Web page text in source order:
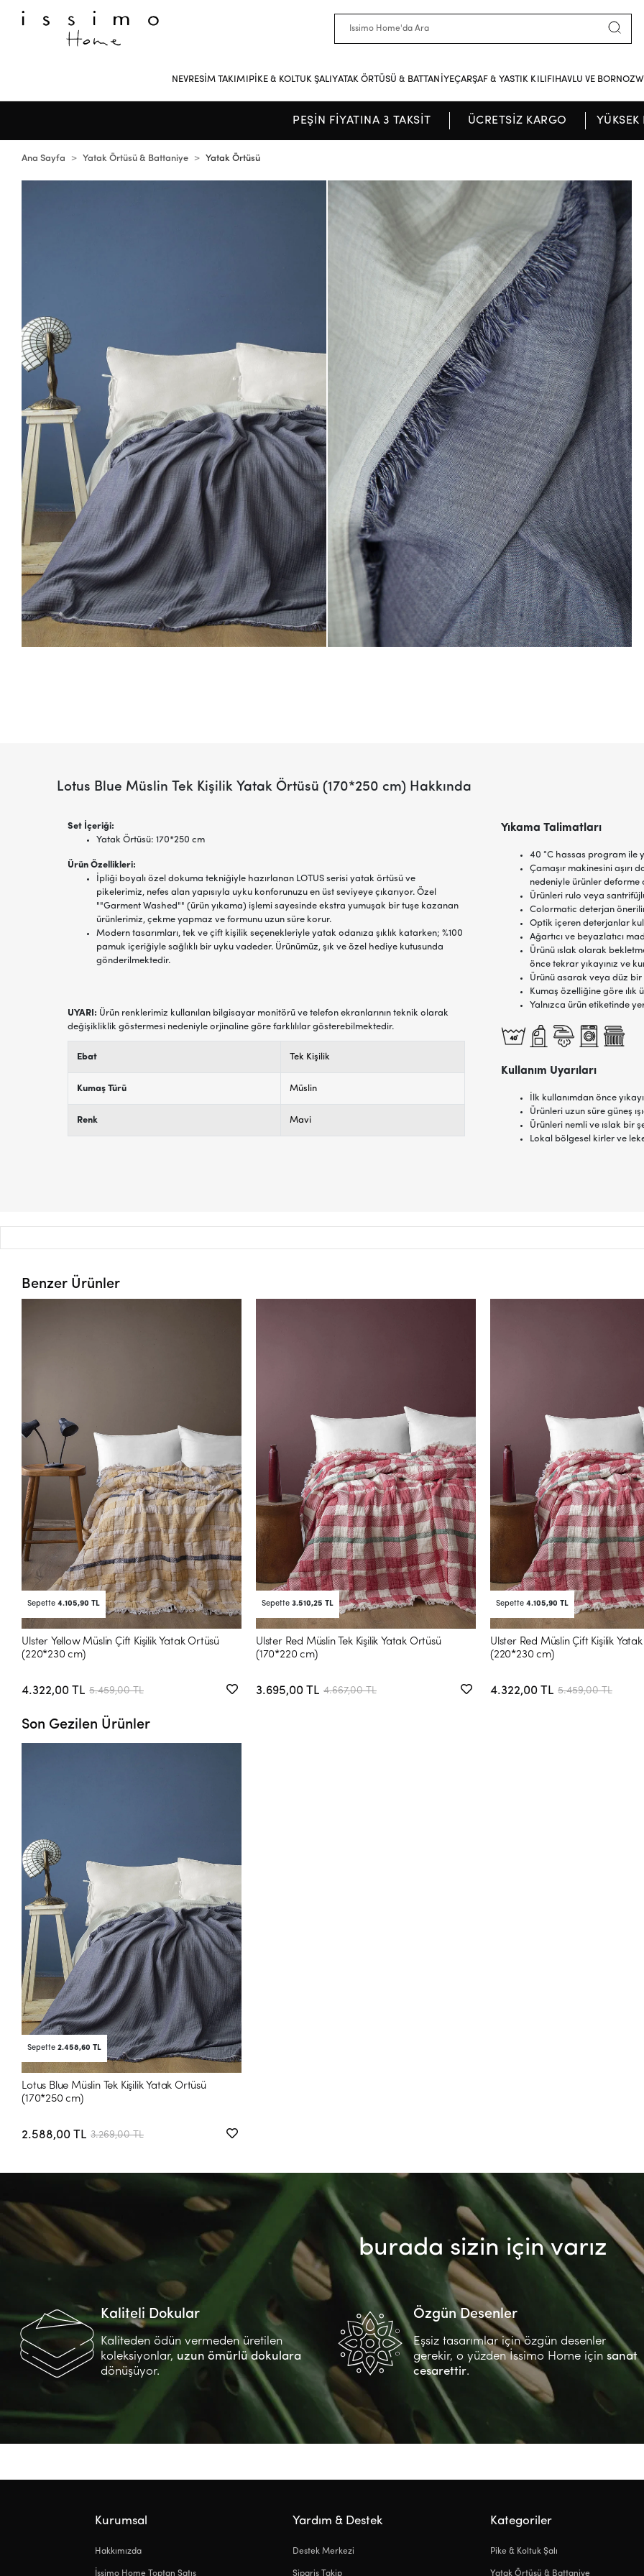
NEVRESİM TAKIMI PİKE & KOLTUK ŞALIYATAK ÖRTÜSÜ & BATTANİYEÇARŞAF & YASTIK KILIFI HAVLU VE BORNOZ
PEŞİN FİYATINA 3 TAKSİT ÜCRETSİZ KARGO YÜKSEK
Ana Sayfa Yatak Örtüsü & Battaniye Yatak Örtüsü
Lotus Blue Müslin Tek Kişilik Yatak Örtüsü (170*250 cm) Hakkında
Set İçeriği:
Yatak Örtüsü: 170*250 cm
Ürün Özellikleri:
İpliği boyalı özel dokuma tekniğiyle hazırlanan LOTUS serisi yatak örtüsü ve
pikelerimiz, nefes alan yapısıyla uyku konforunuzu en üst seviyeye çıkarıyor. Özel
""Garment Washed"" (ürün yıkama) işlemi sayesinde ekstra yumuşak bir tuşe kazanan
ürünlerimiz, çekme yapmaz ve formunu uzun süre korur.
Modern tasarımları, tek ve çift kişilik seçenekleriyle yatak odanıza şıklık katarken; %100
pamuk içeriğiyle sağlıklı bir uyku vadeder. Ürünümüz, şık ve özel hediye kutusunda
gönderilmektedir.
UYARI: Ürün renklerimiz kullanılan bilgisayar monitörü ve telefon ekranlarının teknik olarak
değişikliklik göstermesi nedeniyle orjinaline göre farklılılar gösterebilmektedir.
Ebat Tek Kişilik
Kumaş Türü Müslin
Renk Mavi
Yıkama Talimatları
40 °C hassas program ile
Çamaşır makinesini aşırı
nedeniyle ürünler deforme
Ürünleri rulo veya
Colormatic deterjan
Optik içeren deterjanlar
Ağartıcı ve beyazlatıcı
Ürünü ıslak olarak
önce tekrar yıkayınız ve
Ürünü asarak veya düz
Kumaş özelliğine göre ılık
Yalnızca ürün etiketinde
Kullanım Uyarıları
İlk kullanımdan önce
Ürünleri uzun süre güneş
Ürünleri nemli ve ıslak bir
Lokal bölgesel kirler ve
Benzer Ürünler
Sepette4.105,90 TL
Ulster Yellow Müslin Çift Kişilik Yatak Örtüsü
(220*230 cm)
4.322,00 TL 5.459,00 TL
Sepette3.510,25 TL
Ulster Red Müslin Tek Kişilik Yatak Örtüsü
(170*220 cm)
3.695,00 TL 4.667,00 TL
Sepette 4.105,90 TL
Ulster Red Müslin Çift Kişilik
(220*230 cm)
4.322,00 TL 5.459,00 TL
Son Gezilen Ürünler
Sepette2.458,60 TL
Lotus Blue Müslin Tek Kişilik Yatak Örtüsü
(170*250 cm)
2.588,00 TL 3.269,00 TL
burada sizin için varız
Kaliteli Dokular
Kaliteden ödün vermeden üretilen
koleksiyonlar, uzun ömürlü dokulara
dönüşüyor.
Özgün Desenler
Eşsiz tasarımlar için özgün desenler
gerekir, o yüzden İssimo Home için sanat
cesarettir.
Kurumsal
Hakkımızda
İssimo Home Toptan Satış
Yardım & Destek
Destek Merkezi
Sipariş Takip
Kategoriler
Pike & Koltuk Şalı
Yatak Örtüsü & Battaniye